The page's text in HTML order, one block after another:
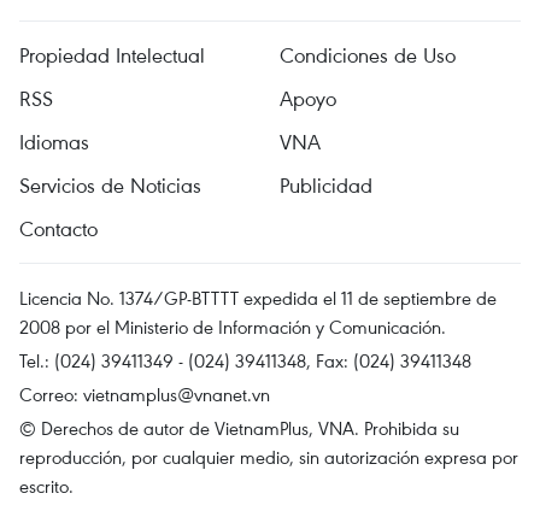
Propiedad Intelectual
Condiciones de Uso
RSS
Apoyo
Idiomas
VNA
Servicios de Noticias
Publicidad
Contacto
Licencia No. 1374/GP-BTTTT expedida el 11 de septiembre de
2008 por el Ministerio de Información y Comunicación.
Tel.: (024) 39411349 - (024) 39411348, Fax: (024) 39411348
Correo: vietnamplus@vnanet.vn
© Derechos de autor de VietnamPlus, VNA. Prohibida su
reproducción, por cualquier medio, sin autorización expresa por
escrito.